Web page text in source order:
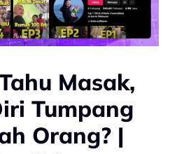
Masak,
Tumpang
Orang? |